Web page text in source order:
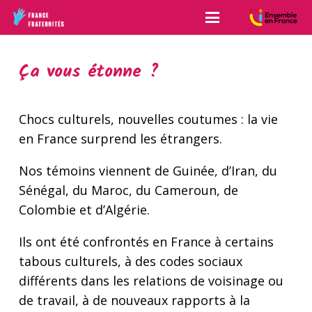
Ça vous étonne ?
Chocs culturels, nouvelles coutumes : la vie
en France surprend les étrangers.
Nos témoins viennent de Guinée, d’Iran, du
Sénégal, du Maroc, du Cameroun, de
Colombie et d’Algérie.
Ils ont été confrontés en France à certains
tabous culturels, à des codes sociaux
différents dans les relations de voisinage ou
de travail, à de nouveaux rapports à la